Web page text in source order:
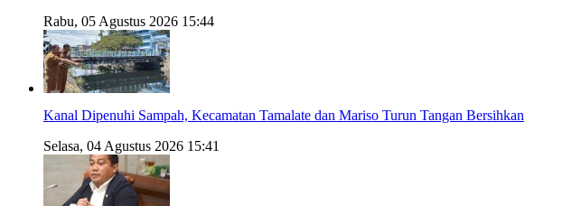
Rabu, 05 Agustus 2026 15:44
Kanal Dipenuhi Sampah, Kecamatan Tamalate dan Mariso Turun Tangan Bersihkan
Selasa, 04 Agustus 2026 15:41